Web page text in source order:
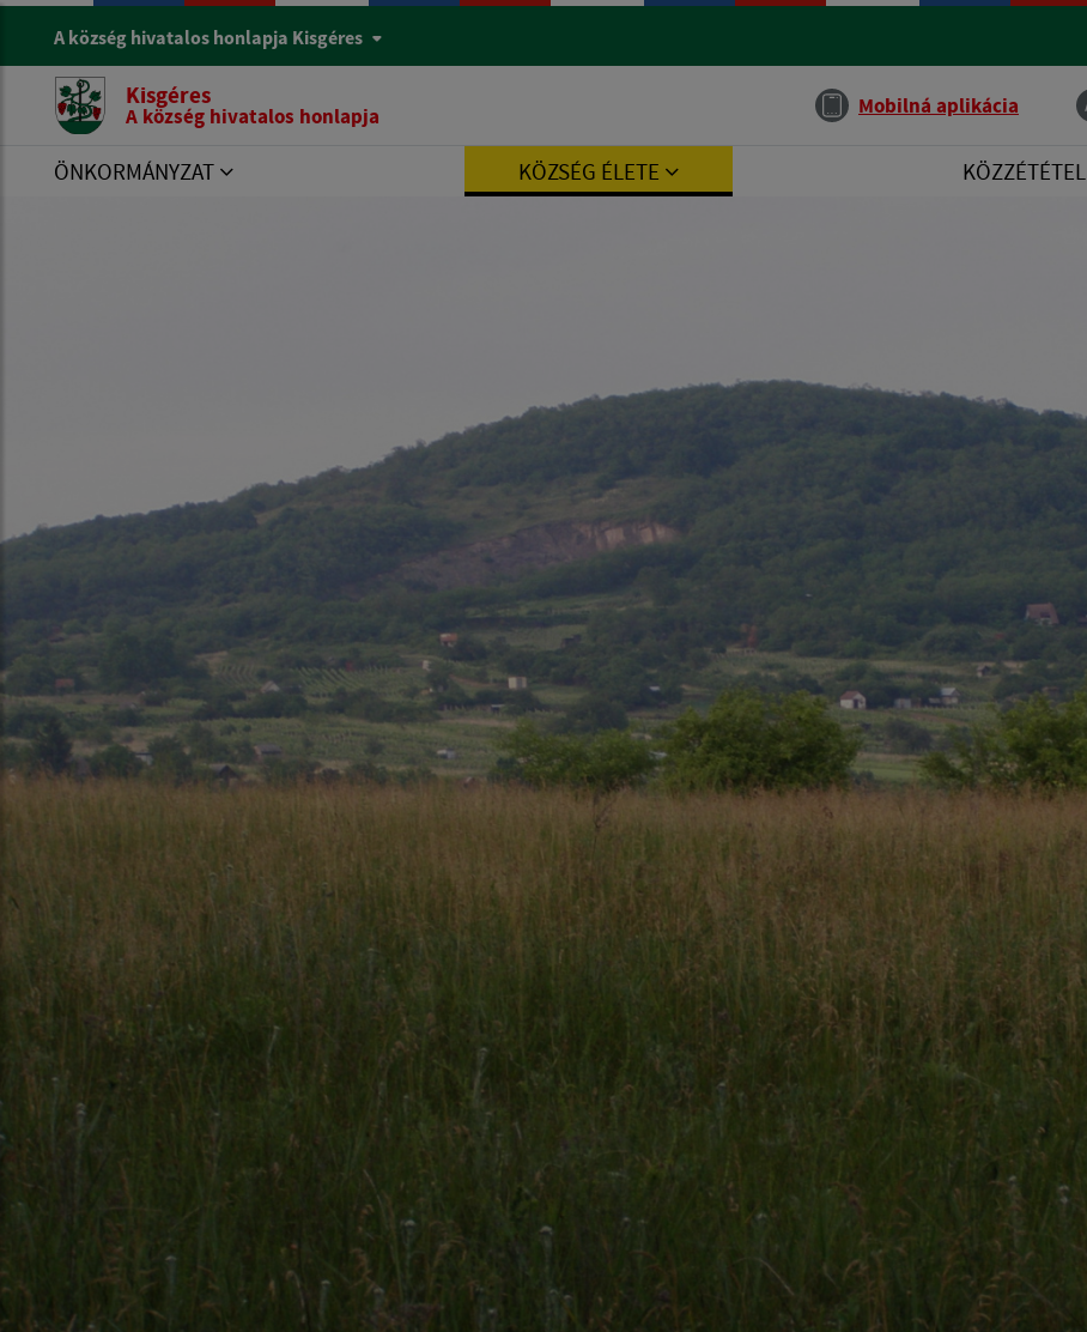
A község hivatalos honlapja Kisgéres
Kisgéres
A község hivatalos honlapja Mobilná aplikácia
ÖNKORMÁNYZAT KÖZSÉG ÉLETE KÖZZÉTÉTEL